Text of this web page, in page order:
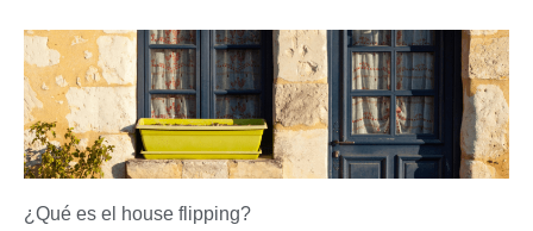
¿Qué es el house flipping?